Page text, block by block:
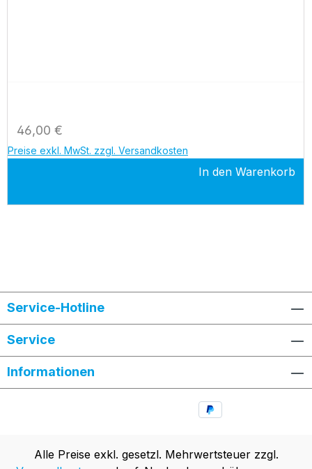
Regulärer Preis:
46,00 €
Preise exkl. MwSt. zzgl. Versandkosten
In den Warenkorb
Service-Hotline
Service
Informationen
Alle Preise exkl. gesetzl. Mehrwertsteuer zzgl.